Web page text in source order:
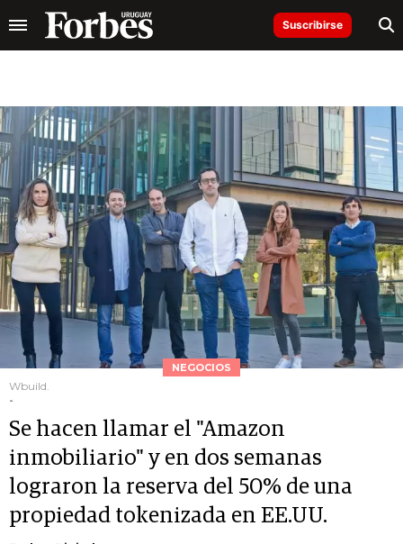
Suscribirse
NEGOCIOS
Wbuild.
-
Se hacen llamar el "Amazon
inmobiliario" y en dos semanas
lograron la reserva del 50% de una
propiedad tokenizada en EE.UU.